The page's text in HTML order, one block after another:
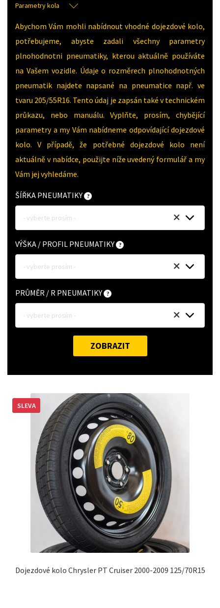
Parametry kola
Abychom Vám mohli nabídnout vhodné dojezdové kolo,
potřebujeme, abyste zadali všechny parametry
plnohodnotni pneumatiky, kterou aktuálně používáte
na Vašem vozidle. Údaje o rozměrech plnohodnotných
pneumatik najdete napsané na pneumatice např. ve
tvaru 205/55R16. Tento údaj je zapsán také v technickém
průkazu, nebo manuálu. Vyplňte, prosím, chybějící
parametry a my Vám nabídneme odpovídající dojezdové
kolo. V případě, že potřebné dojezdové kolo není
aktuálně v nabídce, použijte níže uvedený formulář a my
Vám jej vyhledáme.
ŠÍŘKA PNEUMATIKY
- vyberte prosím -
VÝŠKA / PROFIL PNEUMATIKY
- vyberte prosím -
PRŮMĚR / R PNEUMATIKY
- vyberte prosím -
ZOBRAZIT
Dojezdové kolo Chrysler PT Cruiser 2000-2009 125/70R15
SLEVA